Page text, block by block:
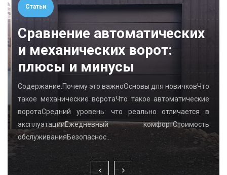
Статьи
Сравнение автоматических
и механических ворот:
плюсы и минусы
Содержание:Почему это важноОсновы для новичковЧто
такое механические воротаЧто такое автоматические
воротаСредний уровень: что реально отличается в
эксплуатацииЕжедневный комфортСтоимость
обслуживанияБезопаснос…